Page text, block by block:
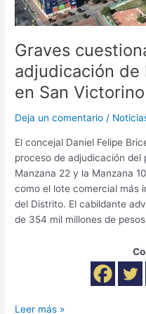
Graves
adjudicación de
en San Victorino
Deja un comentario /
El concejal Daniel Felipe
proceso de adjudicación
Manzana 22 y la Manzana
como el lote comercial más
del Distrito. El cabildante
de 354 mil millones de
10
en
San
Victorino
Leer más »